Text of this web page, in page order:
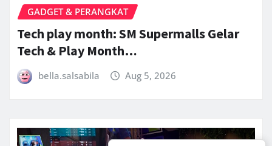
GADGET & PERANGKAT
Tech play month: SM Supermalls Gelar
Tech & Play Month…
bella.salsabila Aug 5, 2026